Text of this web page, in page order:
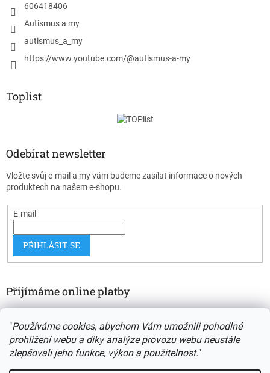
"Používáme cookies, abychom Vám umožnili pohodlné
prohlížení webu a díky analýze provozu webu neustále
zlepšovali jeho funkce, výkon a použitelnost."
606418406
Autismus a my
autismus_a_my
https://www.youtube.com/@autismus-a-my
Toplist
Odebírat newsletter
Vložte svůj e-mail a my vám budeme zasílat informace o nových
produktech na našem e-shopu.
E-mail
PŘIHLÁSIT SE
Přijímáme online platby